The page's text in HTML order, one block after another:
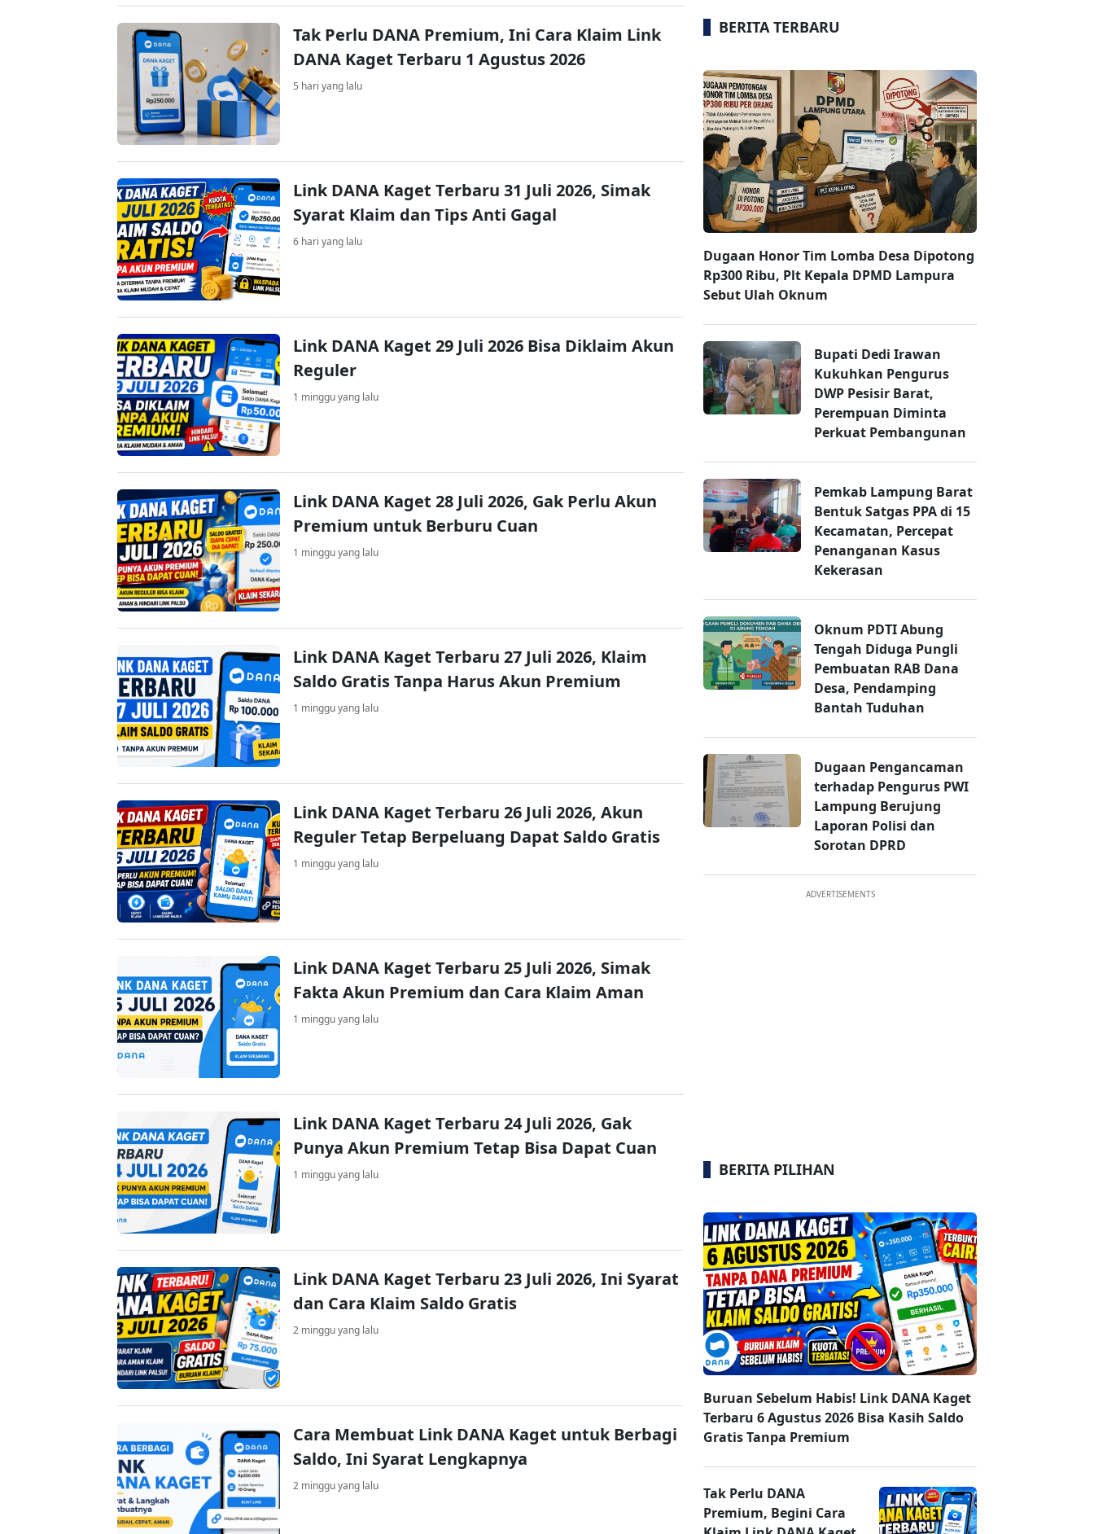
Tak Perlu DANA Premium, Ini Cara Klaim Link
DANA Kaget Terbaru 1 Agustus 2026
5 hari yang lalu
Link DANA Kaget Terbaru 31 Juli 2026, Simak
Syarat Klaim dan Tips Anti Gagal
6 hari yang lalu
Link DANA Kaget 29 Juli 2026 Bisa Diklaim Akun
Reguler
1 minggu yang lalu
Link DANA Kaget 28 Juli 2026, Gak Perlu Akun
Premium untuk Berburu Cuan
1 minggu yang lalu
Link DANA Kaget Terbaru 27 Juli 2026, Klaim
Saldo Gratis Tanpa Harus Akun Premium
1 minggu yang lalu
Link DANA Kaget Terbaru 26 Juli 2026, Akun
Reguler Tetap Berpeluang Dapat Saldo Gratis
1 minggu yang lalu
Link DANA Kaget Terbaru 25 Juli 2026, Simak
Fakta Akun Premium dan Cara Klaim Aman
1 minggu yang lalu
Link DANA Kaget Terbaru 24 Juli 2026, Gak
Punya Akun Premium Tetap Bisa Dapat Cuan
1 minggu yang lalu
Link DANA Kaget Terbaru 23 Juli 2026, Ini Syarat
dan Cara Klaim Saldo Gratis
2 minggu yang lalu
Cara Membuat Link DANA Kaget untuk Berbagi
Saldo, Ini Syarat Lengkapnya
2 minggu yang lalu
BERITA TERBARU
Dugaan Honor Tim Lomba Desa Dipotong
Rp300 Ribu, Plt Kepala DPMD Lampura
Sebut Ulah Oknum
Bupati Dedi Irawan
Kukuhkan Pengurus
DWP Pesisir Barat,
Perempuan Diminta
Perkuat Pembangunan
Pemkab Lampung Barat
Bentuk Satgas PPA di 15
Kecamatan, Percepat
Penanganan Kasus
Kekerasan
Oknum PDTI Abung
Tengah Diduga Pungli
Pembuatan RAB Dana
Desa, Pendamping
Bantah Tuduhan
Dugaan Pengancaman
terhadap Pengurus PWI
Lampung Berujung
Laporan Polisi dan
Sorotan DPRD
ADVERTISEMENTS
BERITA PILIHAN
Buruan Sebelum Habis! Link DANA Kaget
Terbaru 6 Agustus 2026 Bisa Kasih Saldo
Gratis Tanpa Premium
Tak Perlu DANA
Premium, Begini Cara